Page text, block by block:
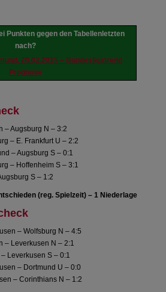
Punkten gegen den Tabellenletzten
nach?
20.02.2015 – Bundesligatrend
Prognose
– Augsburg N – 3:2
– E. Frankfurt U – 2:2
– Augsburg S – 0:1
– Hoffenheim S – 3:1
S – 1:2
(reg. Spielzeit) – 1 Niederlage
– Wolfsburg N – 4:5
– Leverkusen N – 2:1
Leverkusen S – 0:1
– Dortmund U – 0:0
– Corinthians N – 1:2